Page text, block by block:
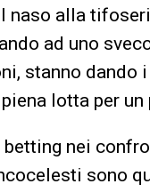
naso alla
ad uno
stanno
lotta per un
nei
sono